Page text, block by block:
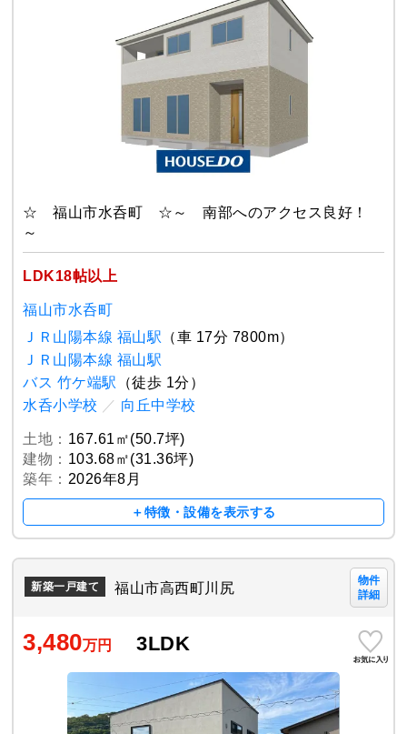
☆ 福山市水呑町 ☆～ 南部へのアクセス良好！
～
LDK18帖以上
福山市水呑町
ＪＲ山陽本線 福山駅 （車 17分 7800m）
ＪＲ山陽本線 福山駅
バス 竹ケ端駅
（徒歩 1分）
水呑小学校 ／ 向丘中学校
土地： 167.61㎡(50.7坪)
建物： 103.68㎡(31.36坪)
築年： 2026年8月
＋特徴・設備を表示する
新築一戸建て 福山市高西町川尻
物件
詳細
3,480万円 3LDK